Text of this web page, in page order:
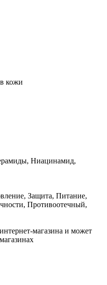
кожи
Ниацинамид,
Защита, Питание,
Противоотечный,
магазина и может